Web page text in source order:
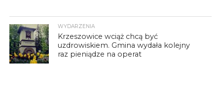
WYDARZENIA
Krzeszowice wciąż chcą być
uzdrowiskiem. Gmina wydała kolejny
raz pieniądze na operat